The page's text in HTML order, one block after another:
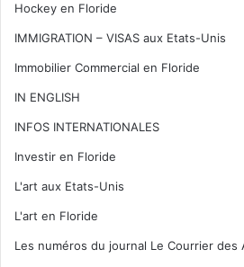
Hockey en Floride
IMMIGRATION – VISAS aux Etats-Unis
Immobilier Commercial en Floride
IN ENGLISH
INFOS INTERNATIONALES
Investir en Floride
L'art aux Etats-Unis
L'art en Floride
Les numéros du journal Le Courrier des